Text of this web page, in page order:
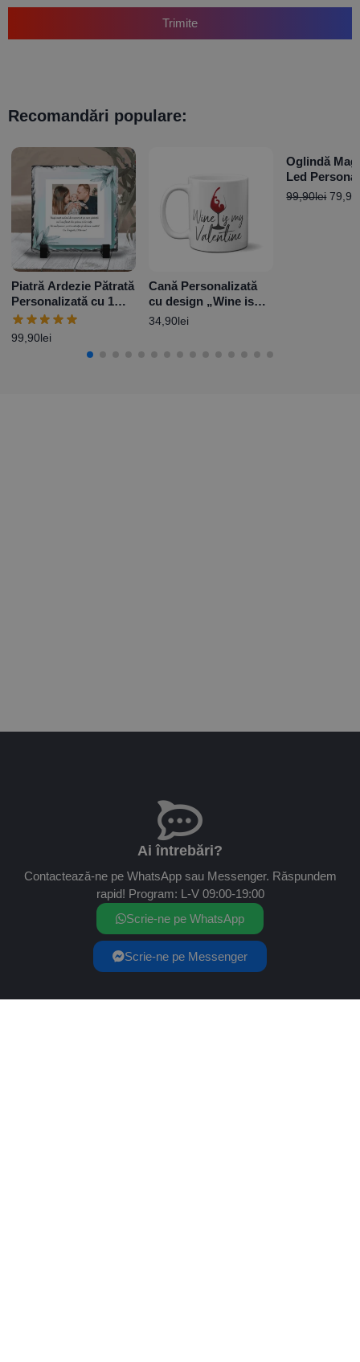
Trimite
Recomandări populare:
Piatră Ardezie Pătrată
Personalizată cu 1
poză și mesaj pentru
Nași
99,90lei
Cană Personalizată
cu design „Wine is
my Valentine”
34,90lei
Oglindă
Led
poză și
99,90lei 79,92
Ai întrebări?
Contactează-ne pe WhatsApp sau Messenger. Răspundem
rapid! Program: L-V 09:00-19:00
Scrie-ne pe WhatsApp
Scrie-ne pe Messenger